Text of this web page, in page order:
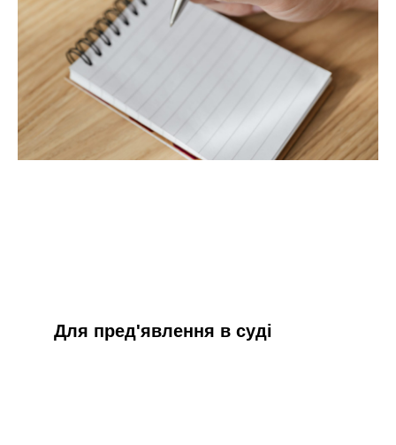
Для пред'явлення в суді